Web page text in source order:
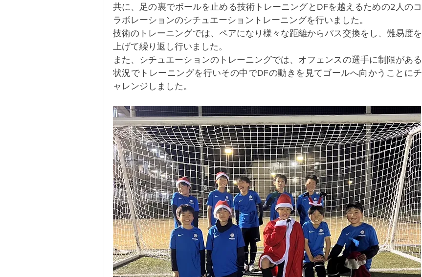
共に、足の裏でボールを止める技術トレーニングとDFを越えるための2人のコ
ラボレーションのシチュエーショントレーニングを行いました。
技術のトレーニングでは、ペアになり様々な距離からパス交換をし、難易度を
上げて繰り返し行いました。
また、シチュエーションのトレーニングでは、オフェンスの選手に制限がある
状況でトレーニングを行いその中でDFの動きを見てゴールへ向かうことにチ
ャレンジしました。